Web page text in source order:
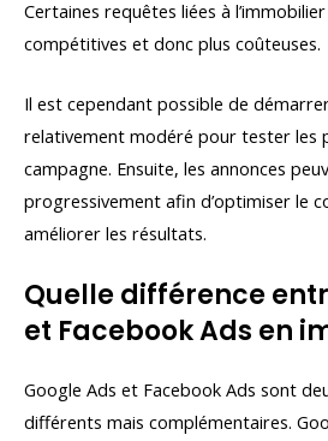
Certaines requêtes liées à
compétitives et donc plus coûteuses.
Il est cependant possible de
relativement modéré pour tester les
campagne. Ensuite, les annonces
progressivement afin d’optimiser le
améliorer les résultats.
Quelle différence
et Facebook Ads en
Google Ads et Facebook Ads sont
différents mais complémentaires.